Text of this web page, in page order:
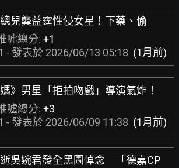
兒龔益霆性侵女星！下藥、偷
噓總分: +1
- 發表於 2026/06/13 05:18 (1月前)
》男星「拒拍吻戲」導演氣炸！
噓總分: +3
- 發表於 2026/06/09 11:38 (1月前)
吳婉君發全黑圖悼念 「德嘉CP